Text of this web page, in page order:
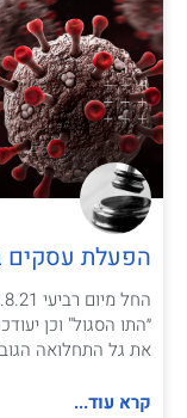
הפעלת עסקים
״התו הסגול" וכן
את גל התחלואה
קרא עוד...